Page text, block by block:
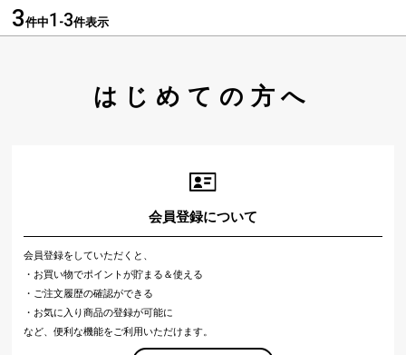
3件中1 -3件表示
はじめての方へ
会員登録について
会員登録をしていただくと、
・お買い物でポイントが貯まる＆使える
・ご注文履歴の確認ができる
・お気に入り商品の登録が可能に
など、便利な機能をご利用いただけます。